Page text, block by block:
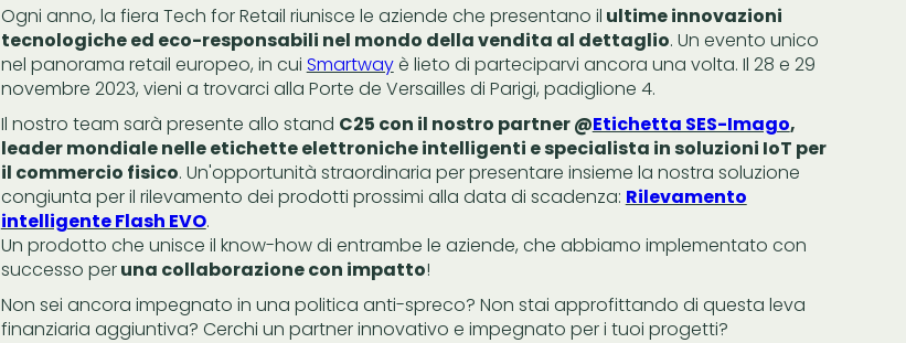
Ogni anno, la fiera Tech for Retail riunisce le aziende che presentano il ultime innovazioni
tecnologiche ed eco-responsabili nel mondo della vendita al dettaglio. Un evento unico
nel panorama retail europeo, in cui Smartwayè lieto di parteciparvi ancora una volta. Il 28 e 29
novembre 2023, vieni a trovarci alla Porte de Versailles di Parigi, padiglione 4.
Il nostro team sarà presente allo stand C25 con il nostro partner @Etichetta SES-Imago,
leader mondiale nelle etichette elettroniche intelligenti e specialista in soluzioni IoT per
il commercio fisico. Un'opportunità straordinaria per presentare insieme la nostra soluzione
congiunta per il rilevamento dei prodotti prossimi alla data di scadenza: Rilevamento
intelligente Flash EVO.
Un prodotto che unisce il know-how di entrambe le aziende, che abbiamo implementato con
successo peruna collaborazione con impatto!
Non sei ancora impegnato in una politica anti-spreco? Non stai approfittando di questa leva
finanziaria aggiuntiva? Cerchi un partner innovativo e impegnato per i tuoi progetti?